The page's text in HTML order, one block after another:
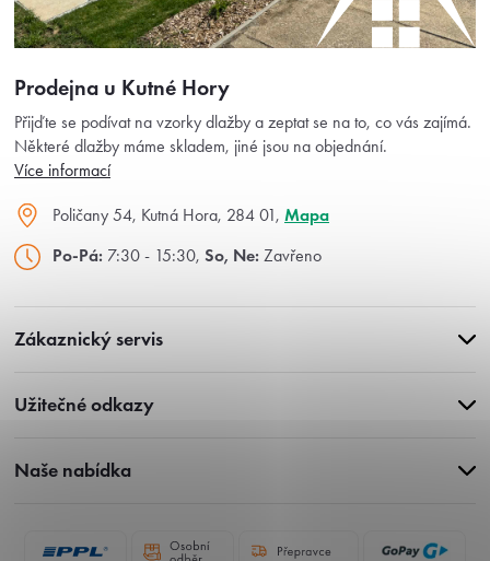
Zákaznický servis
Užitečné odkazy
Naše nabídka
Prodejna u Kutné Hory
Přijďte se podívat na vzorky dlažby a zeptat se na to, co vás zajímá.
Některé dlažby máme skladem, jiné jsou na objednání.
Více informací
Poličany 54, Kutná Hora, 284 01, Mapa
Po-Pá: 7:30 - 15:30, So, Ne: Zavřeno